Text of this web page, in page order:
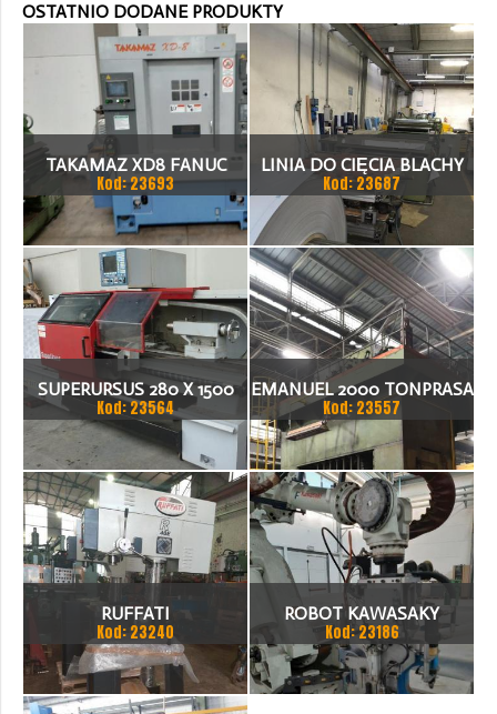
OSTATNIO DODANE PRODUKTY
TAKAMAZ XD8 FANUC
21ITA TOKARKA CNC
Kod: 23693
LINIA DO CIĘCIA BLACHY
1.500 X 1,5 (2,5) MM
Kod: 23687
SUPERURSUS 280 X 1500
TOKARKA
Kod: 23564
EMANUEL 2000 TONPRASA
HYDRAULICZNA 3200 X
2000
Kod: 23557
RUFFATI
Kod: 23240
ROBOT KAWASAKY
Kod: 23186